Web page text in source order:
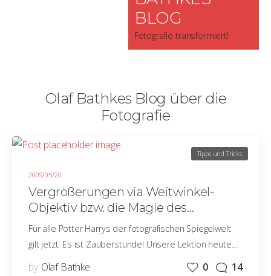
BLOG
Fotografie transformiert!
Olaf Bathkes Blog über die
Fotografie
2009/05/20
Tipps und Tricks
Vergrößerungen via Weitwinkel-
Objektiv bzw. die Magie des
Vordergrundes
Für alle Potter Harrys der fotografischen Spiegelwelt
gilt jetzt: Es ist Zauberstunde! Unsere Lektion heute…
by Olaf Bathke 0 14